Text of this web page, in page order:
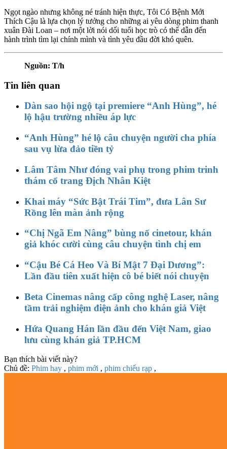
Ngọt ngào nhưng không né tránh hiện thực, Tôi Có Bệnh Mới
Thích Cậu là lựa chọn lý tưởng cho những ai yêu dòng phim thanh
xuân Đài Loan – nơi một lời nói dối tuổi học trò có thể dẫn đến
hành trình tìm lại chính mình và tình yêu đầu đời khó quên.
Nguồn: T/h
Tin liên quan
Dàn sao hội ngộ tại premiere “Anh Hùng”, hé
lộ hậu trường nhiều áp lực
“Anh Hùng” hé lộ câu chuyện người cha phía
sau vụ lừa đảo tiền tỷ
Lâm Tâm Như đóng vai phụ trong phim trinh
thám cổ trang Địch Nhân Kiệt
Khai máy “Sức Bật Trái Tim”, đưa Lân Sư
Rồng lên màn ảnh rộng
“Chị Ngã Em Nâng” bùng nổ cinetour, khán
giả khóc cười cùng câu chuyện tình chị em
“Cậu Bé Cá Heo Và Bí Mật 7 Đại Dương”:
Lần đầu tiên xuất hiện cô bé biết nói chuyện
Beta Cinemas nâng cấp công nghệ Laser, nâng
tầm trải nghiệm điện ảnh cho khán giả Việt
Hứa Quang Hán lần đầu đến Việt Nam, giao
lưu cùng khán giả TP.HCM
Bạn thích bài viết này?
Chủ đề: Phim hay , phim mới , phim chiếu rạp ,